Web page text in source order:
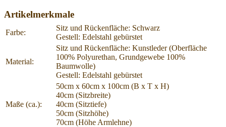
Artikelmerkmale
Farbe:
Sitz und Rückenfläche: Schwarz
Gestell: Edelstahl gebürstet
Material:
Sitz und Rückenfläche: Kunstleder (Oberfläche
100% Polyurethan, Grundgewebe 100%
Baumwolle)
Gestell: Edelstahl gebürstet
Maße (ca.):
50cm x 60cm x 100cm (B x T x H)
40cm (Sitzbreite)
40cm (Sitztiefe)
50cm (Sitzhöhe)
70cm (Höhe Armlehne)